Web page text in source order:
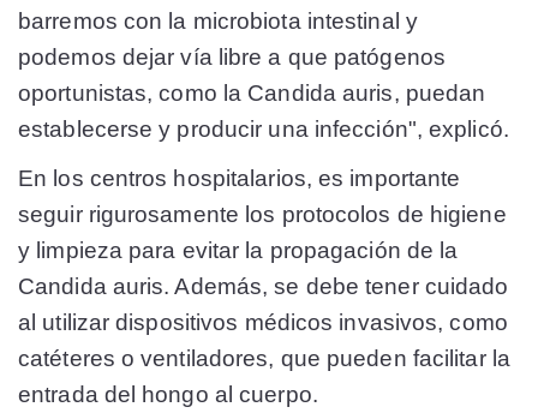
barremos con la microbiota intestinal y
podemos dejar vía libre a que patógenos
oportunistas, como la Candida auris, puedan
establecerse y producir una infección", explicó.
En los centros hospitalarios, es importante
seguir rigurosamente los protocolos de higiene
y limpieza para evitar la propagación de la
Candida auris. Además, se debe tener cuidado
al utilizar dispositivos médicos invasivos, como
catéteres o ventiladores, que pueden facilitar la
entrada del hongo al cuerpo.